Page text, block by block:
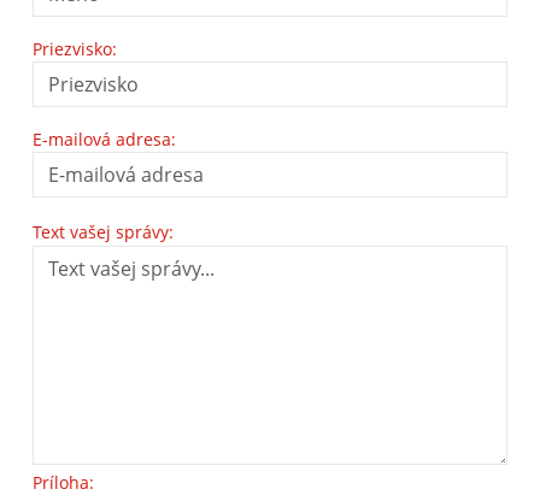
Priezvisko:
E-mailová adresa:
Text vašej správy:
Príloha: